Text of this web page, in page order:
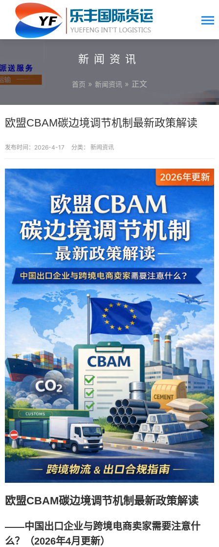
新闻资讯
首页 » 新闻资讯 » 正文
欧盟CBAM碳边境调节机制最新政策解读
发布时间：2026-4-17 分类： 新闻资讯
欧盟CBAM碳边境调节机制最新政策解读
——中国出口企业与跨境电商卖家需要注意什
么？（2026年4月更新）